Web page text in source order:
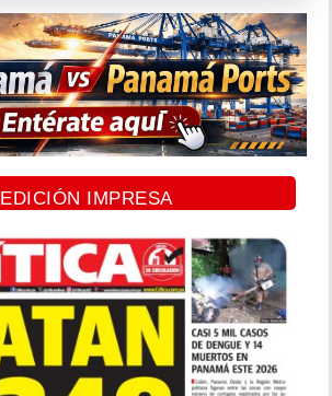
EDICIÓN IMPRESA